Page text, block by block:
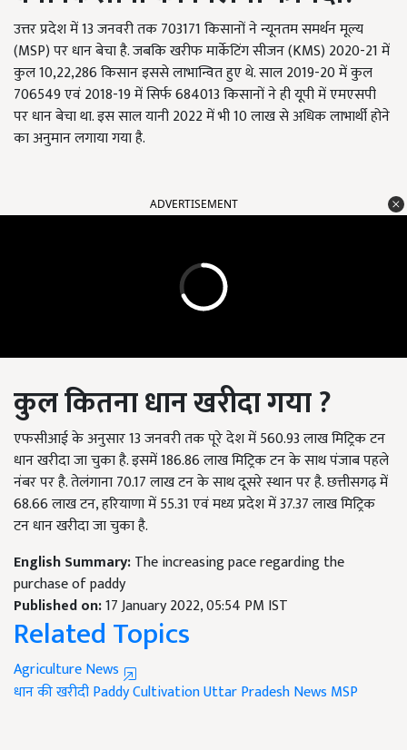
उत्तर प्रदेश में 13 जनवरी तक 703171 किसानों ने न्यूनतम समर्थन मूल्य
(MSP) पर धान बेचा है. जबकि खरीफ मार्केटिंग सीजन (KMS) 2020-21 में
कुल 10,22,286 किसान इससे लाभान्वित हुए थे. साल 2019-20 में कुल
706549 एवं 2018-19 में सिर्फ 684013 किसानों ने ही यूपी में एमएसपी
पर धान बेचा था. इस साल यानी 2022 में भी 10 लाख से अधिक लाभार्थी होने
का अनुमान लगाया गया है.
ADVERTISEMENT
कुल कितना धान खरीदा गया?
एफसीआई के अनुसार 13 जनवरी तक पूरे देश में 560.93 लाख मिट्रिक टन
धान खरीदा जा चुका है. इसमें 186.86 लाख मिट्रिक टन के साथ पंजाब पहले
नंबर पर है. तेलंगाना 70.17 लाख टन के साथ दूसरे स्थान पर है. छत्तीसगढ़ में
68.66 लाख टन, हरियाणा में 55.31 एवं मध्य प्रदेश में 37.37 लाख मिट्रिक
टन धान खरीदा जा चुका है.
English Summary:The increasing pace regarding the
purchase of paddy
Published on:17 January 2022, 05:54 PM IST
Related Topics
Agriculture News
धान की खरीदीPaddy CultivationUttar Pradesh News MSP